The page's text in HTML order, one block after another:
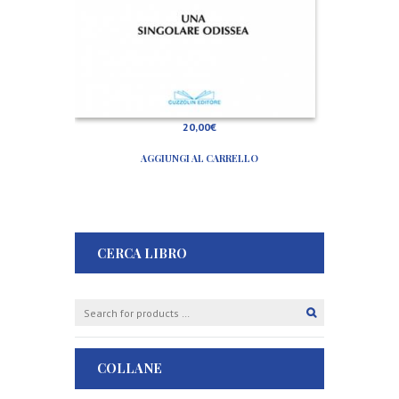
20,00€
AGGIUNGI AL CARRELLO
CERCA LIBRO
COLLANE